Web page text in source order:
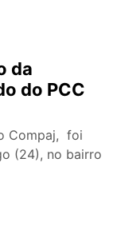
da
do PCC
Compaj, foi
(24), no bairro